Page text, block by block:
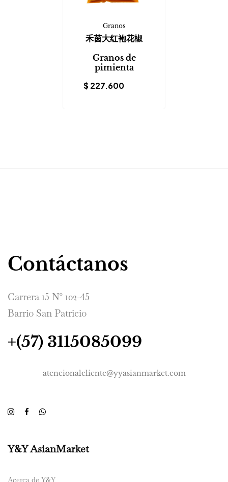
Granos
禾茵大红袍花椒
Granos de
pimienta
$227.600
Contáctanos
Carrera 15 N° 102-45
Barrio San Patricio
+(57) 3115085099
atencionalcliente@yyasianmarket.com
Y&Y AsianMarket
Acerca de Y&Y